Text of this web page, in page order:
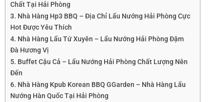
Chất Tại Hải Phòng
3. Nhà Hàng Hp3 BBQ – Địa Chỉ Lẩu Nướng Hải Phòng Cực
Hot Được Yêu Thích
4. Nhà Hàng Lẩu Tứ Xuyên – Lẩu Nướng Hải Phòng Đậm
Đà Hương Vị
5. Buffet Cậu Cả – Lẩu Nướng Hải Phòng Chất Lượng Nên
Đến
6. Nhà Hàng Kpub Korean BBQ GGarden – Nhà Hàng Lẩu
Nướng Hàn Quốc Tại Hải Phòng